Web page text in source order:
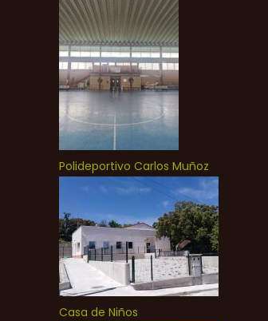
Polideportivo Carlos Muñoz
Casa de Niños